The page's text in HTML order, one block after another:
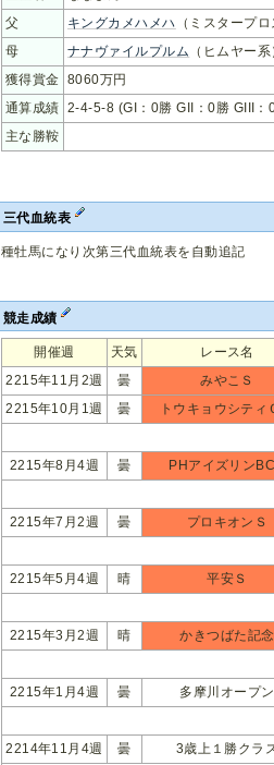
父
キングカメハメハ （ミスタープ
母
ナナヴァイルプルム （ヒムヤー系
獲得賞金 8060万円
通算成績 2-4-5-8 (GI：0勝 GII：0勝 GIII：
主な勝鞍
三代血統表
種牡馬になり次第三代血統表を自動追記
競走成績
開催週 天気 レース名
2215年11月2週
曇 みやこＳ
2215年10月1週
曇 トウキョウシティ
2215年8月4週
曇 PHアイズリン
2215年7月2週
曇 プロキオンＳ
2215年5月4週
晴 平安Ｓ
2215年3月2週
晴 かきつばた記念
2215年1月4週
曇 多摩川オープン
2214年11月4週
曇 3歳上１勝クラ